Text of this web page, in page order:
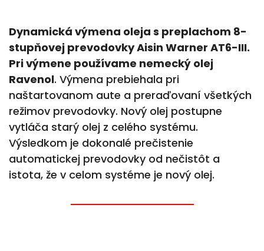
Dynamická výmena oleja s preplachom 8-
stupňovej prevodovky Aisin Warner AT6-III.
Pri výmene používame nemecký olej
Ravenol. Výmena prebiehala pri
naštartovanom aute a preraďovaní všetkých
režimov prevodovky. Nový olej postupne
vytláča starý olej z celého systému.
Výsledkom je dokonalé prečistenie
automatickej prevodovky od nečistôt a
istota, že v celom systéme je nový olej.